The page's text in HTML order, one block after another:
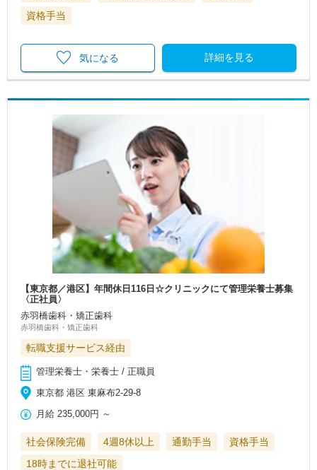
資格手当
詳細を見る
気になる
【東京都／港区】年間休日116日☆クリニックにて管理栄養士募集
〈正社員〉
赤羽橋歯科・矯正歯科
赤羽橋歯科・矯正歯科
転職支援サービス経由
管理栄養士・栄養士 / 正職員
東京都 港区 東麻布2-29-8
月給 235,000円 ～
社会保険完備 4週8休以上 通勤手当
資格手当
18時までに退社可能